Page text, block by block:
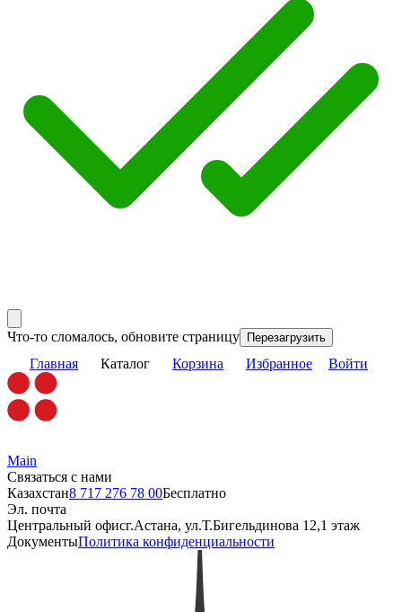
Что-то сломалось, обновите страницу Перезагрузить
Главная Каталог Корзина Избранное Войти
Main
Связаться с нами
Казахстан8 717 276 78 00Бесплатно
Эл. почта
Центральный офисг.Астана, ул.Т.Бигельдинова 12,1 этаж
ДокументыПолитика конфиденциальности